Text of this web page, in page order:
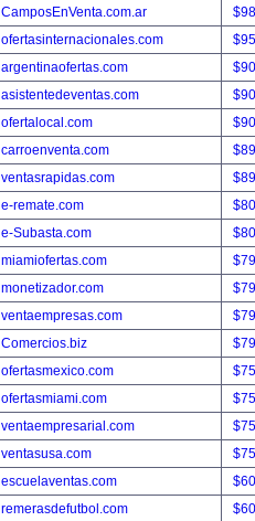
CamposEnVenta.com.ar
ofertasinternacionales.com
argentinaofertas.com
asistentedeventas.com
ofertalocal.com
carroenventa.com
ventasrapidas.com
e-remate.com
e-Subasta.com
miamiofertas.com
monetizador.com
ventaempresas.com
Comercios.biz
ofertasmexico.com
ofertasmiami.com
ventaempresarial.com
ventasusa.com
escuelaventas.com
remerasdefutbol.com